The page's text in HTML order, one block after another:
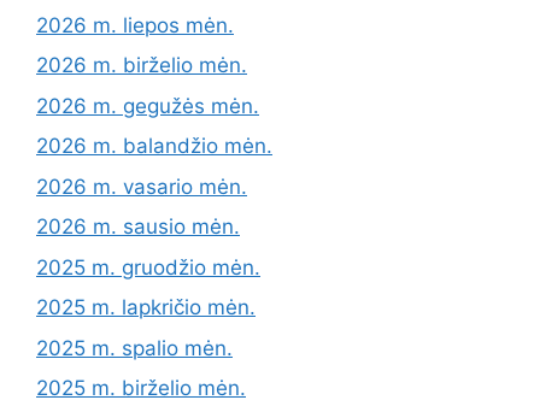
2026 m. liepos mėn.
2026 m. birželio mėn.
2026 m. gegužės mėn.
2026 m. balandžio mėn.
2026 m. vasario mėn.
2026 m. sausio mėn.
2025 m. gruodžio mėn.
2025 m. lapkričio mėn.
2025 m. spalio mėn.
2025 m. birželio mėn.